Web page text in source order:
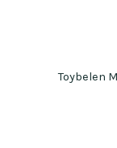
Toybelen